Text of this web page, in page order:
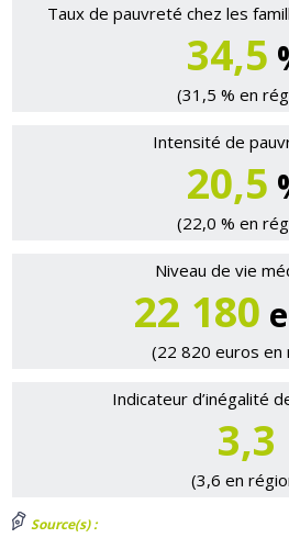
Taux de pauvreté chez les
34,5
(31,5 % en
Intensité de
20,5
(22,0 % en
Niveau de vie
22 180
(22 820 euros en
Indicateur d’inégalité
3,3
(3,6 en
Source(s) :